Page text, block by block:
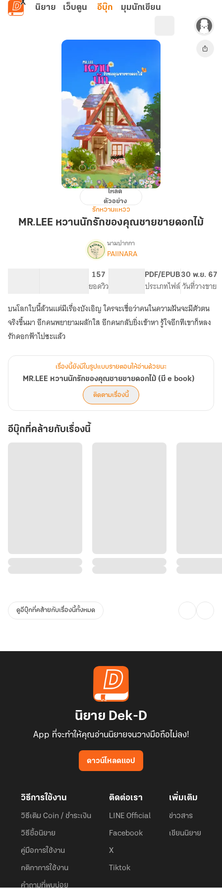
ข้ามไปยังเนื้อหาหลัก
นิยาย เว็บตูน อีบุ๊ก มุมนักเขียน
MR.LEE
นัก
คุณชาย
โหลด
ตัวอย่าง
รักหวานแหวว
MR.LEE หวานนักรักของคุณชายขายดอกไม้
เรื่องMR.LEE
คุณชาย
ขาย
ดอกไม้
book)
นามปากกา
PAIINARA
157
ยอดวิว
PDF/EPUB
ประเภทไฟล์
30 พ.ย. 67
วันที่วางขาย
บนโลกใบนี้ล้วนแต่มีเรื่องบังเอิญ ใครจะเชื่อว่าคนในความฝันจะมีตัวตน
จริงขึ้นมา อีกคนพยายามผลักใส อีกคนกลับยิ่งเข้าหา รู้ใจอีกทีเขาก็หลง
รักดอกฟ้าไปซะแล้ว
เรื่องนี้ยังมีในรูปแบบรายตอนให้อ่านด้วยนะ
MR.LEE หวานนักรักของคุณชายขายดอกไม้ (มี e book)
ติดตามเรื่องนี้
อีบุ๊กที่คล้ายกับเรื่องนี้
ดูอีบุ๊กที่คล้ายกับเรื่องนี้ทั้งหมด
นิยาย Dek-D
App ที่จะทำให้คุณอ่านนิยายจนวางมือถือไม่ลง!
ดาวน์โหลดแอป
วิธีการใช้งาน
วิธีเติม Coin / ชำระเงิน
วิธีซื้อนิยาย
คู่มือการใช้งาน
กติกาการใช้งาน
คำถามที่พบบ่อย
ติดต่อเรา
LINE Official
Facebook
X
Tiktok
เพิ่มเติม
ข่าวสาร
เขียนนิยาย